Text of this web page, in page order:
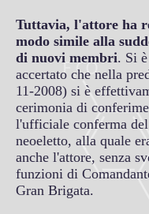
Tuttavia, l'attore ha
modo simile alla
di nuovi membri. Si
accertato che nella
11-2008) si è
cerimonia di
l'ufficiale conferma
neoeletto, alla quale
anche l'attore, senza
funzioni di
Gran Brigata.